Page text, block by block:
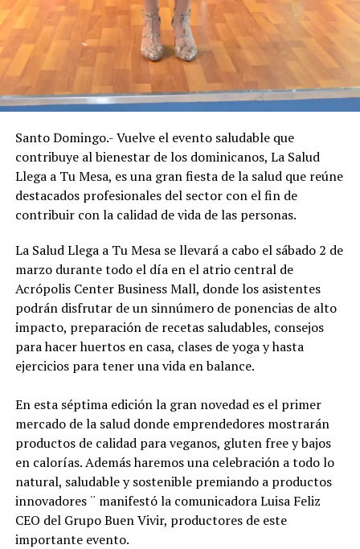
Santo Domingo.- Vuelve el evento saludable que
contribuye al bienestar de los dominicanos, La Salud
Llega a Tu Mesa, es una gran fiesta de la salud que reúne
destacados profesionales del sector con el fin de
contribuir con la calidad de vida de las personas.
La Salud Llega a Tu Mesa se llevará a cabo el sábado 2 de
marzo durante todo el día en el atrio central de
Acrópolis Center Business Mall, donde los asistentes
podrán disfrutar de un sinnúmero de ponencias de alto
impacto, preparación de recetas saludables, consejos
para hacer huertos en casa, clases de yoga y hasta
ejercicios para tener una vida en balance.
En esta séptima edición la gran novedad es el primer
mercado de la salud donde emprendedores mostrarán
productos de calidad para veganos, gluten free y bajos
en calorías. Además haremos una celebración a todo lo
natural, saludable y sostenible premiando a productos
innovadores ¨ manifestó la comunicadora Luisa Feliz
CEO del Grupo Buen Vivir, productores de este
importante evento.